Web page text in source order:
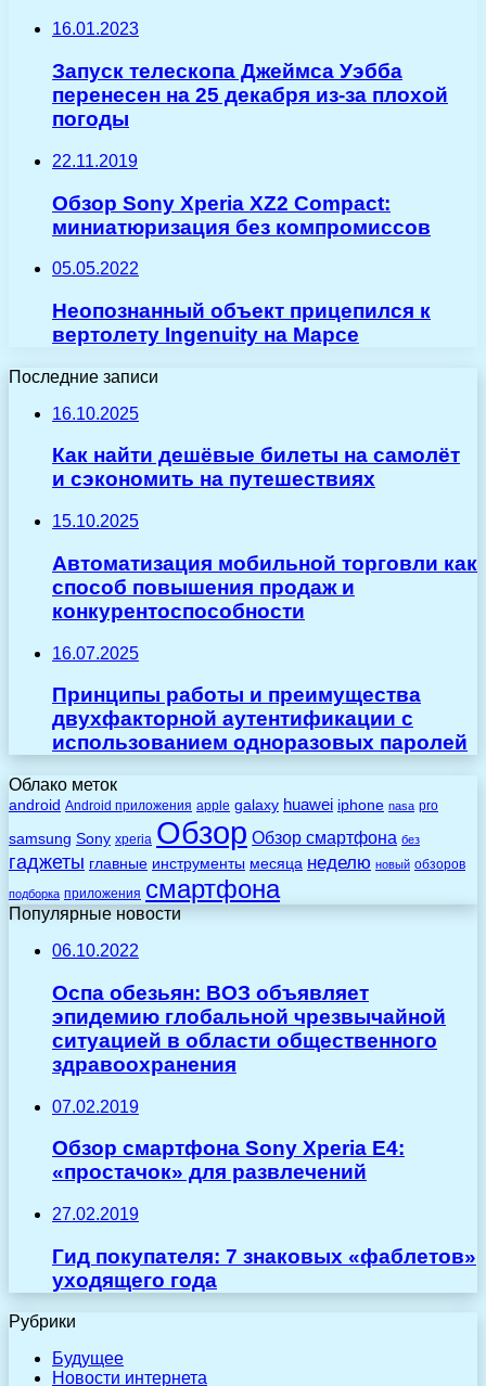
16.01.2023
Запуск телескопа Джеймса Уэбба
перенесен на 25 декабря из-за плохой
погоды
22.11.2019
Обзор Sony Xperia XZ2 Compact:
миниатюризация без компромиссов
05.05.2022
Неопознанный объект прицепился к
вертолету Ingenuity на Марсе
Последние записи
16.10.2025
Как найти дешёвые билеты на самолёт
и сэкономить на путешествиях
15.10.2025
Автоматизация мобильной торговли как
способ повышения продаж и
конкурентоспособности
16.07.2025
Принципы работы и преимущества
двухфакторной аутентификации с
использованием одноразовых паролей
Облако меток
android Android приложения apple galaxy huawei iphone nasa pro
samsung Sony xperia Обзор Обзор смартфона без
гаджеты главные инструменты месяца неделю новый обзоров
подборка приложения смартфона
Популярные новости
06.10.2022
Оспа обезьян: ВОЗ объявляет
эпидемию глобальной чрезвычайной
ситуацией в области общественного
здравоохранения
07.02.2019
Обзор смартфона Sony Xperia E4:
«простачок» для развлечений
27.02.2019
Гид покупателя: 7 знаковых «фаблетов»
уходящего года
Рубрики
Будущее
Новости интернета